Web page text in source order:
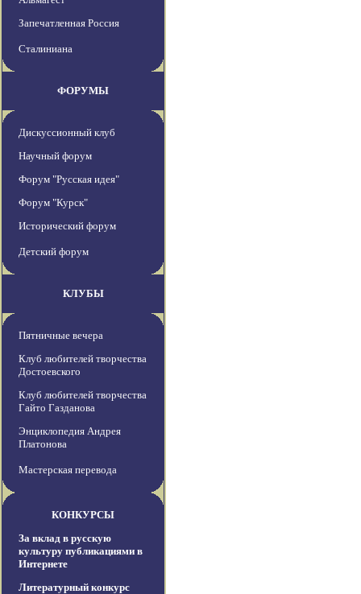
Запечатленная Россия
Сталиниана
ФОРУМЫ
Дискуссионный клуб
Научный форум
Форум "Русская идея"
Форум "Курск"
Исторический форум
Детский форум
КЛУБЫ
Пятничные вечера
Клуб любителей творчества
Достоевского
Клуб любителей творчества
Гайто Газданова
Энциклопедия Андрея
Платонова
Мастерская перевода
КОНКУРСЫ
За вклад в русскую
культуру публикациями в
Интернете
Литературный конкурс